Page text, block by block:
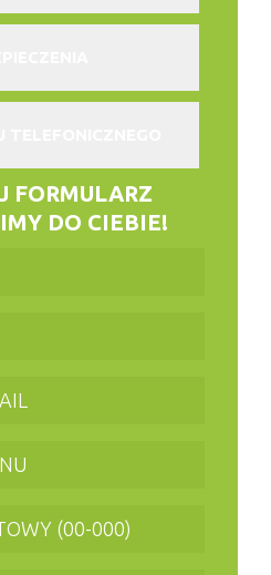
FORMULARZ
DO CIEBIE!